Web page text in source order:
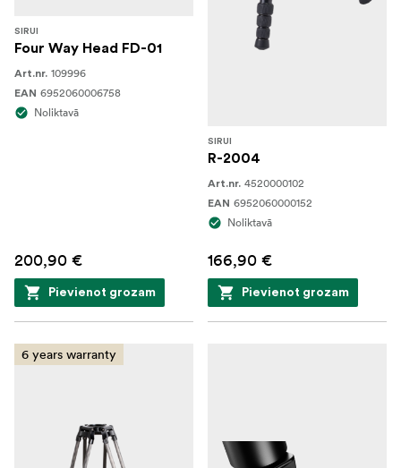
SIRUI
Four Way Head FD-01
Art.nr. 109996
EAN 6952060006758
Noliktavā
200,90 €
Pievienot grozam
SIRUI
R-2004
Art.nr. 4520000102
EAN 6952060000152
Noliktavā
166,90 €
Pievienot grozam
6 years warranty